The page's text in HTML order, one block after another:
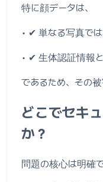
特に顔データは、
• ✔ 単なる写真では
• ✔ 生体認証情報
であるため、その
どこでセキ
か？
問題の核心は明確で